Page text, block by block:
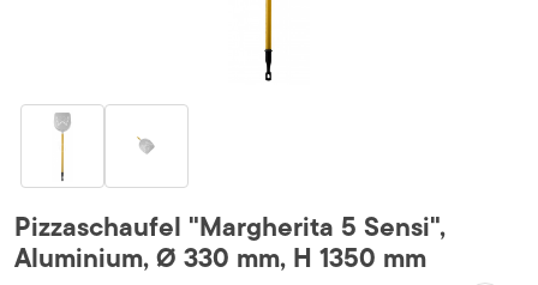
Pizzaschaufel "Margherita 5 Sensi",
Aluminium, Ø 330 mm, H 1350 mm